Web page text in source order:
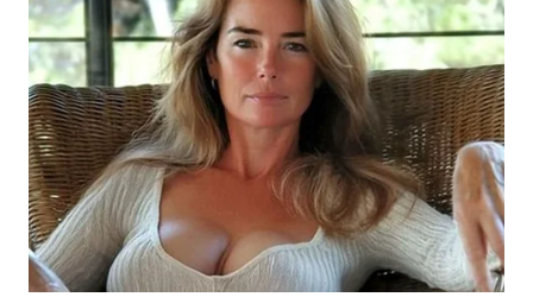
WN
MADURA
WN
SURABAYA
WN
NATUNA
WN